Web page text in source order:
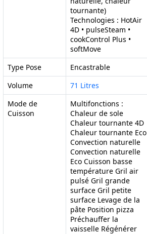
tournante)
Technologies : HotAir
4D • pulseSteam •
cookControl Plus •
softMove
Type Pose Encastrable
Volume
71 Litres
Mode de
Cuisson
Multifonctions :
Chaleur de sole
Chaleur tournante 4D
Chaleur tournante Eco
Convection naturelle
Convection naturelle
Eco Cuisson basse
température Gril air
pulsé Gril grande
surface Gril petite
surface Levage de la
pâte Position pizza
Préchauffer la
vaisselle Régénérer